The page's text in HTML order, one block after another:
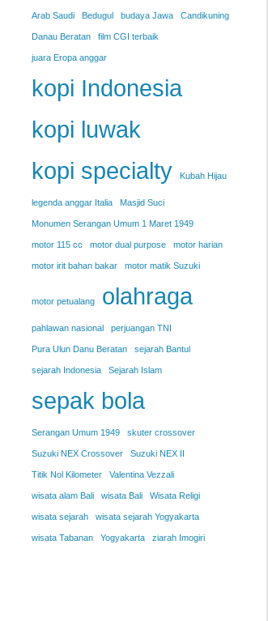
Arab Saudi Bedugul budaya Jawa Candikuning
Danau Beratan film CGI terbaik
juara Eropa anggar
kopi Indonesia
kopi luwak
kopi specialty
Kubah Hijau
legenda anggar Italia Masjid Suci
Monumen Serangan Umum 1 Maret 1949
motor 115 cc motor dual purpose motor harian
motor irit bahan bakar motor matik Suzuki
motor petualang olahraga
pahlawan nasional perjuangan TNI
Pura Ulun Danu Beratan sejarah Bantul
sejarah Indonesia Sejarah Islam
sepak bola
Serangan Umum 1949 skuter crossover
Suzuki NEX Crossover Suzuki NEX II
Titik Nol Kilometer Valentina Vezzali
wisata alam Bali wisata Bali Wisata Religi
wisata sejarah wisata sejarah Yogyakarta
wisata Tabanan Yogyakarta ziarah Imogiri